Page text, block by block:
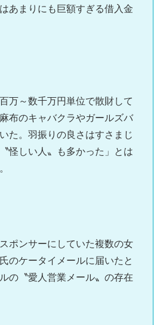
あまりにも巨額すぎる借入金
万～数千万円単位で散財して
布のキャバクラやガールズバ
た。羽振りの良さはすさまじ
怪しい人〟も多かった」とは
ポンサーにしていた複数の女
のケータイメールに届いたと
の〝愛人営業メール〟の存在